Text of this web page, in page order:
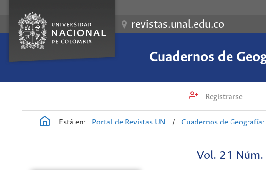
revistas.unal.edu.co
Cuadernos de
Registrarse
Está en: Portal de Revistas UN / Cuadernos de
Vol. 21